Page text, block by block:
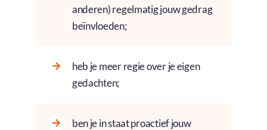
anderen) regelmatig jouw gedrag
beïnvloeden;
heb je meer regie over je eigen
gedachten;
ben je in staat proactief jouw